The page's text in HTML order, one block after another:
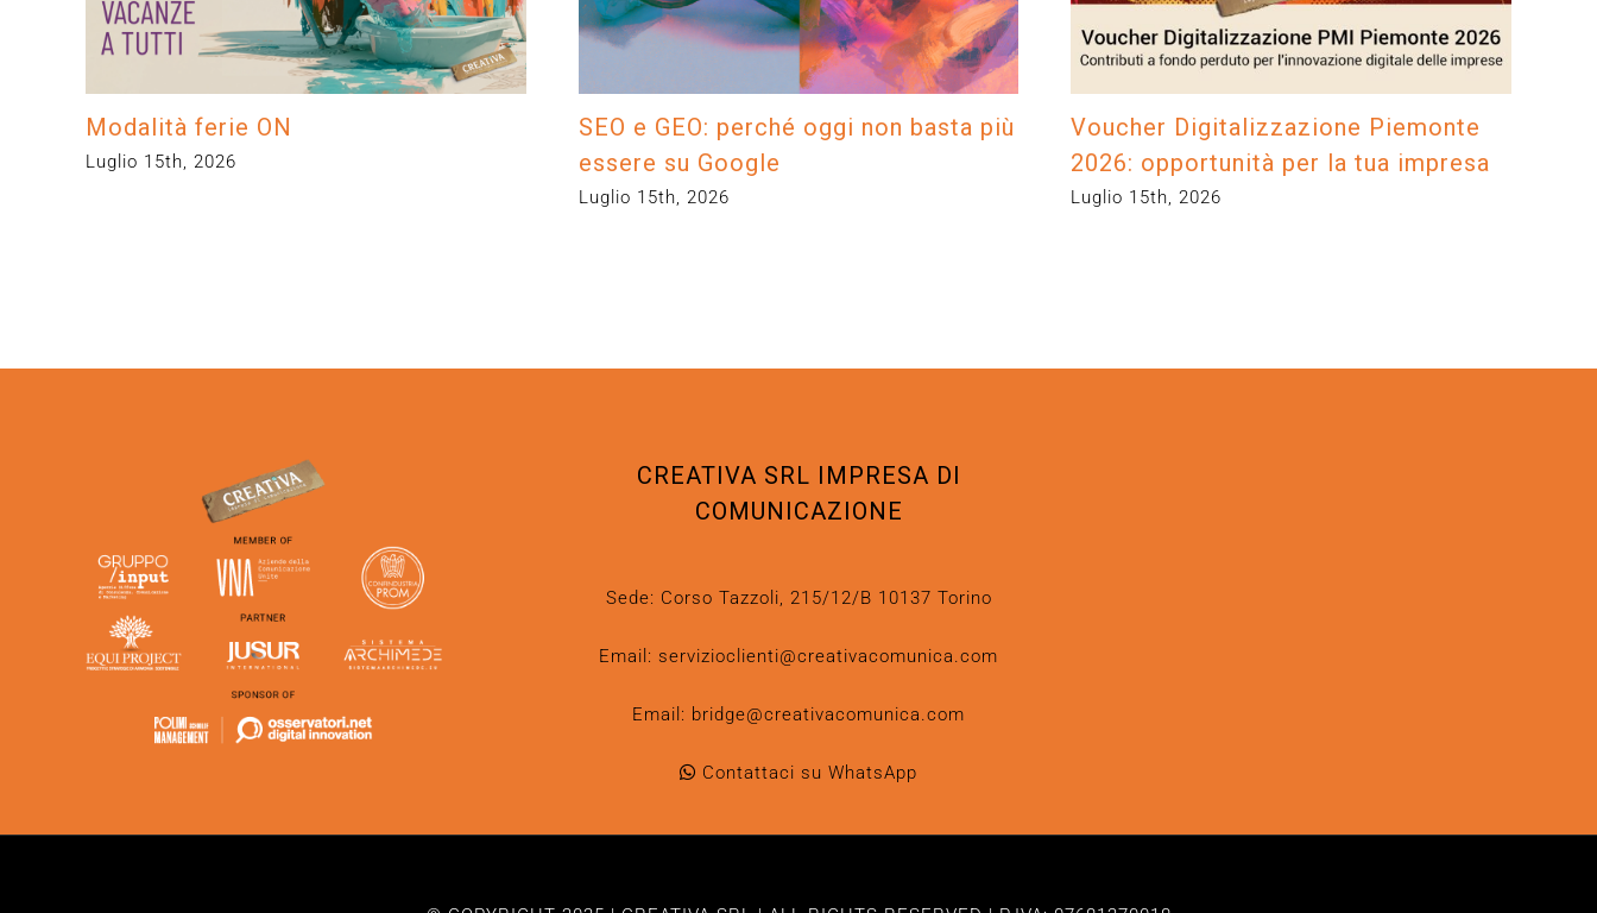
Modalità ferie ON
Luglio 15th, 2026
SEO e GEO: perché oggi non basta più
essere su Google
Luglio 15th, 2026
Voucher Digitalizzazione Piemonte
2026: opportunità per la tua impresa
Luglio 15th, 2026
CREATIVA SRL IMPRESA DI
COMUNICAZIONE
Sede: Corso Tazzoli, 215/12/B 10137 Torino
Email: servizioclienti@creativacomunica.com
Email: bridge@creativacomunica.com
Contattaci su WhatsApp